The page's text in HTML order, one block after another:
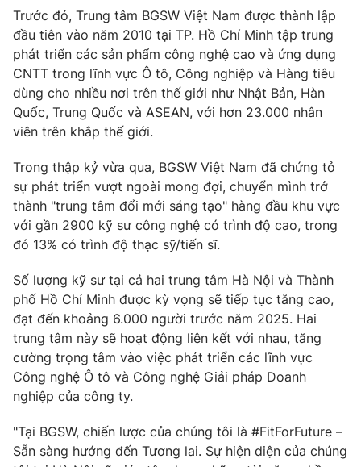
cấp ngày 29/12/2023
Tổng Biên tập: Vũ Thanh Thủy
Phó Tổng Biên tập:Nguyễn Thị Mỹ Hạnh, Phạm Quốc Thắng,
Nguyễn Trọng Ninh
Tổng đài VTV:024.38 355 931 - 024.38 355 932
Ðiện thoại Thời báo VTV: 024.66 897 897
Email:toasoan@vtv.vn
Liên hệ quảng cáo:
024-7300.7108
® Cấm sao chép dưới mọi hình thức nếu không có sự chấp
thuận bằng văn bản. Ghi rõ nguồn VTV.vn khi phát hành lại
Trước đó, Trung tâm BGSW Việt Nam được thành lập
đầu tiên vào năm 2010 tại TP. Hồ Chí Minh tập trung
phát triển các sản phẩm công nghệ cao và ứng dụng
CNTT trong lĩnh vực Ô tô, Công nghiệp và Hàng tiêu
dùng cho nhiều nơi trên thế giới như Nhật Bản, Hàn
Quốc, Trung Quốc và ASEAN, với hơn 23.000 nhân
viên trên khắp thế giới.
Trong thập kỷ vừa qua, BGSW Việt Nam đã chứng tỏ ​​
sự phát triển vượt ngoài mong đợi, chuyển mình trở
thành "trung tâm đổi mới sáng tạo" hàng đầu khu vực
với gần 2900 kỹ sư công nghệ có trình độ cao, trong
đó 13% có trình độ thạc sỹ/tiến sĩ.
Số lượng kỹ sư tại cả hai trung tâm Hà Nội và Thành
phố Hồ Chí Minh được kỳ vọng ​​sẽ tiếp tục tăng cao,
đạt đến khoảng 6.000 người trước năm 2025. Hai
trung tâm này sẽ hoạt động liên kết với nhau, tăng
cường trọng tâm vào việc phát triển các lĩnh vực
Công nghệ Ô tô và Công nghệ Giải pháp Doanh
nghiệp của công ty.
"Tại BGSW, chiến lược của chúng tôi là #FitForFuture –
Sẵn sàng hướng đến Tương lai. Sự hiện diện của chúng